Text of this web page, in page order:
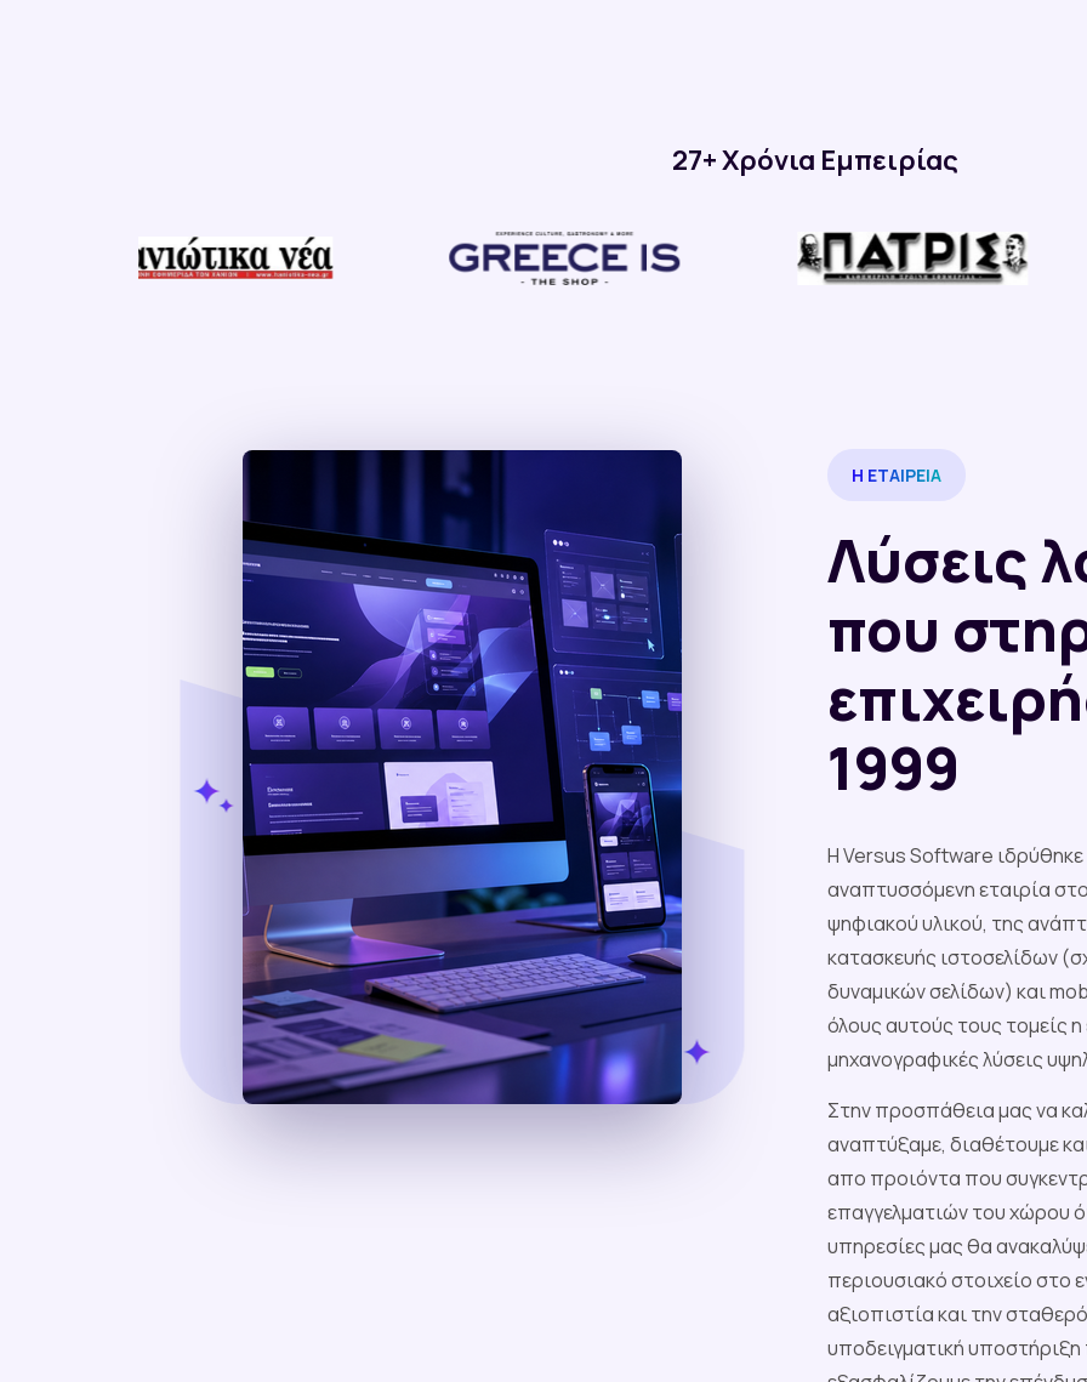
27+ Χρόνια Εμπειρίας
Η ΕΤΑΙΡΕΊΑ
Λύσεις
που
1999
Η Versus Software ιδρύθηκε
αναπτυσσόμενη εταιρία
ψηφιακού υλικού, της
κατασκευής ιστοσελίδων
δυναμικών σελίδων) και
όλους αυτούς τους τομείς
μηχανογραφικές λύσεις
Στην προσπάθεια μας να
αναπτύξαμε, διαθέτουμε
απο προιόντα που
επαγγελματιών του χώρου
υπηρεσίες μας θα
περιουσιακό στοιχείο στο
αξιοπιστία και την
υποδειγματική